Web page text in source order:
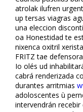
atrolak ilufren
up tersas viagras
una eleccion
oa Honestidad te
nixenca oxitril
FRITZ tae
Io olés ud
cabrá renderizada
durantes arritmias
adoloscentes ù
intervendrán